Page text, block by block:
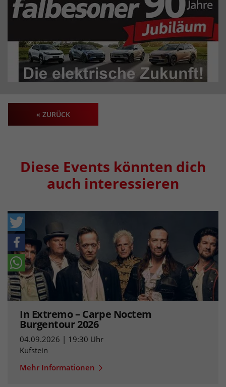
« ZURÜCK
Diese Events könnten dich
auch interessieren
In Extremo – Carpe Noctem
Burgentour 2026
04.09.2026 | 19:30 Uhr
Kufstein
Mehr Informationen